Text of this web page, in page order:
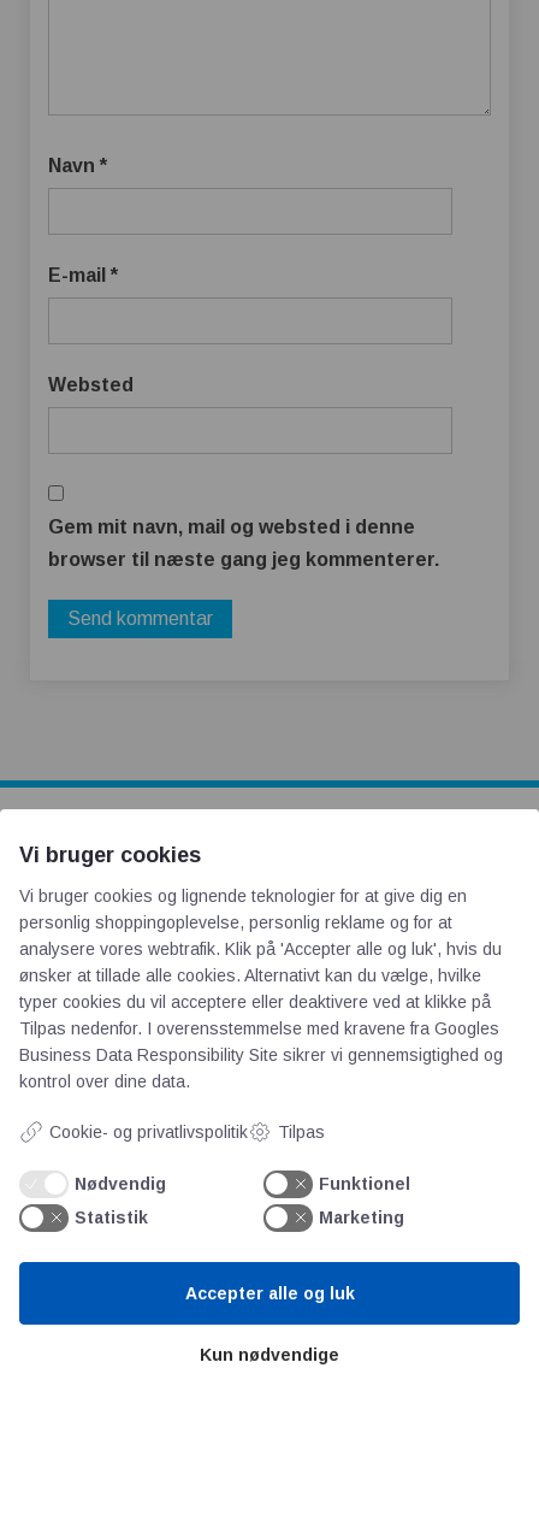
Navn *
E-mail *
Websted
Gem mit navn, mail og websted i denne
browser til næste gang jeg kommenterer.
AOT
Om os
Priser
Kontakt
Persondata
Bitva
Videncentre
Litteratur
Ståbi
Vi bruger cookies
Vi bruger cookies og lignende teknologier for at give dig en
personlig shoppingoplevelse, personlig reklame og for at
analysere vores webtrafik. Klik på 'Accepter alle og luk', hvis du
ønsker at tillade alle cookies. Alternativt kan du vælge, hvilke
typer cookies du vil acceptere eller deaktivere ved at klikke på
Tilpas nedenfor. I overensstemmelse med kravene fra Googles
Business Data Responsibility Site sikrer vi gennemsigtighed og
kontrol over dine data.
Cookie- og privatlivspolitik Tilpas
Nødvendig
Funktionel
Statistik
Marketing
Kun nødvendige
Accepter alle og luk